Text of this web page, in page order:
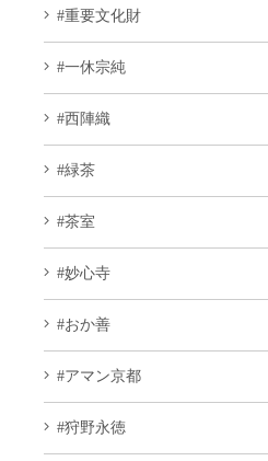
#重要文化財
#一休宗純
#西陣織
#緑茶
#茶室
#妙心寺
#おか善
#アマン京都
#狩野永徳